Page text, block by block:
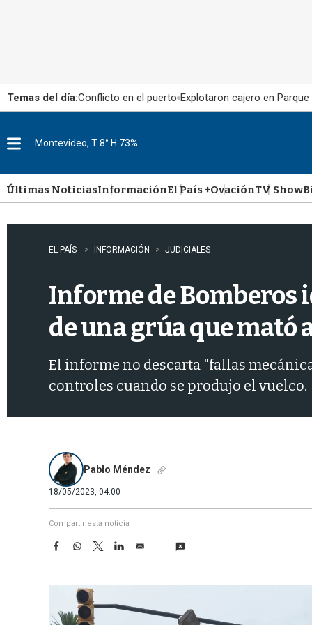
Temas del día:Conflicto en el puerto Explotaron cajero en
u
Montevideo, T 8° H 73%
Últimas NoticiasInformaciónEl País +OvaciónTV Show
EL PAÍS INFORMACIÓN JUDICIALES
Informe de Bomberos
de una grúa que mató
El informe no descarta "fallas
controles cuando se produjo el vuelco.
Pablo Méndez
18/05/2023, 04:00
Compartir esta noticia
F
e
o
W
t
A
T
w
t
e
L
k
d
E
i